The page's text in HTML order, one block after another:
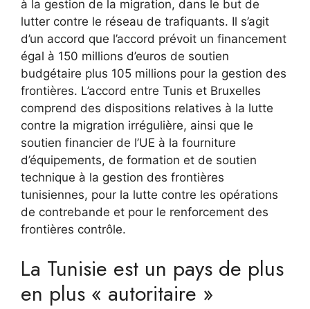
à la gestion de la migration, dans le but de
lutter contre le réseau de trafiquants. Il s’agit
d’un accord que l’accord prévoit un financement
égal à 150 millions d’euros de soutien
budgétaire plus 105 millions pour la gestion des
frontières. L’accord entre Tunis et Bruxelles
comprend des dispositions relatives à la lutte
contre la migration irrégulière, ainsi que le
soutien financier de l’UE à la fourniture
d’équipements, de formation et de soutien
technique à la gestion des frontières
tunisiennes, pour la lutte contre les opérations
de contrebande et pour le renforcement des
frontières contrôle.
La Tunisie est un pays de plus
en plus « autoritaire »